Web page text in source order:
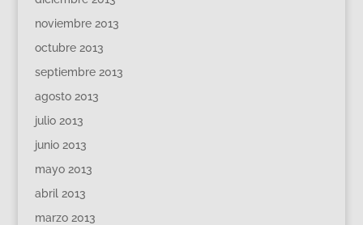
noviembre 2013
octubre 2013
septiembre 2013
agosto 2013
julio 2013
junio 2013
mayo 2013
abril 2013
marzo 2013